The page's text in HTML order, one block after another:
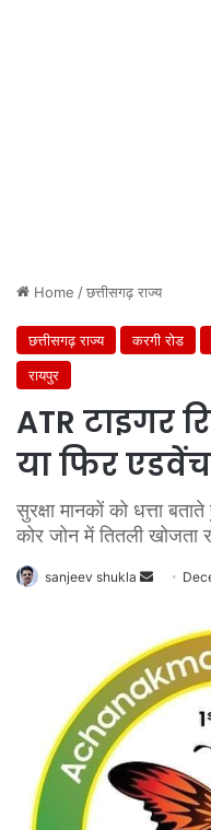
Home /छत्तीसगढ़ राज्य
छत्तीसगढ़ राज्य करगी रोड
रायपुर
ATR टाइगर
या फिर
सुरक्षा मानकों को धत्ता
कोर जोन में तितली खोजता
sanjeev shukla
Send